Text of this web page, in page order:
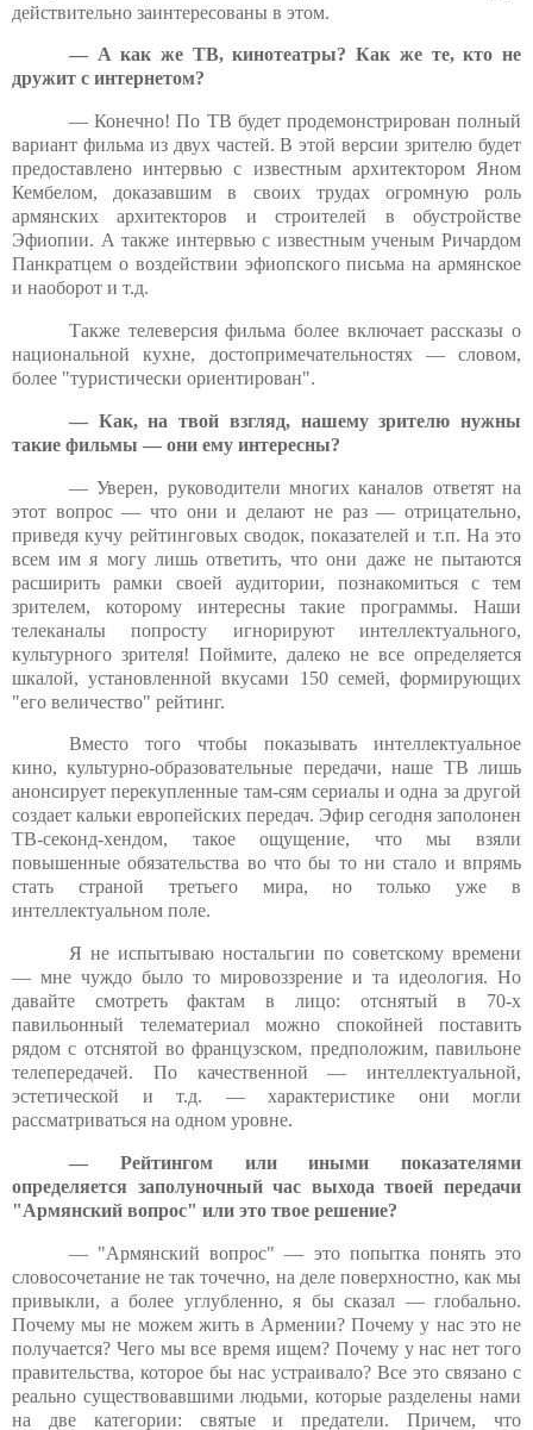
действительно заинтересованы в этом.
— А как же ТВ, кинотеатры? Как же те, кто не
дружит с интернетом?
— Конечно! По ТВ будет продемонстрирован полный
вариант фильма из двух частей. В этой версии зрителю будет
предоставлено интервью с известным архитектором Яном
Кембелом, доказавшим в своих трудах огромную роль
армянских архитекторов и строителей в обустройстве
Эфиопии. А также интервью с известным ученым Ричардом
Панкратцем о воздействии эфиопского письма на армянское
и наоборот и т.д.
Также телеверсия фильма более включает рассказы о
национальной кухне, достопримечательностях — словом,
более "туристически ориентирован".
— Как, на твой взгляд, нашему зрителю нужны
такие фильмы — они ему интересны?
— Уверен, руководители многих каналов ответят на
этот вопрос — что они и делают не раз — отрицательно,
приведя кучу рейтинговых сводок, показателей и т.п. На это
всем им я могу лишь ответить, что они даже не пытаются
расширить рамки своей аудитории, познакомиться с тем
зрителем, которому интересны такие программы. Наши
телеканалы попросту игнорируют интеллектуального,
культурного зрителя! Поймите, далеко не все определяется
шкалой, установленной вкусами 150 семей, формирующих
"его величество" рейтинг.
Вместо того чтобы показывать интеллектуальное
кино, культурно-образовательные передачи, наше ТВ лишь
анонсирует перекупленные там-сям сериалы и одна за другой
создает кальки европейских передач. Эфир сегодня заполонен
ТВ-секонд-хендом, такое ощущение, что мы взяли
повышенные обязательства во что бы то ни стало и впрямь
стать страной третьего мира, но только уже в
интеллектуальном поле.
Я не испытываю ностальгии по советскому времени
— мне чуждо было то мировоззрение и та идеология. Но
давайте смотреть фактам в лицо: отснятый в 70-х
павильонный телематериал можно спокойней поставить
рядом с отснятой во французском, предположим, павильоне
телепередачей. По качественной — интеллектуальной,
эстетической и т.д. — характеристике они могли
рассматриваться на одном уровне.
— Рейтингом или иными показателями
определяется заполуночный час выхода твоей передачи
"Армянский вопрос" или это твое решение?
— "Армянский вопрос" — это попытка понять это
словосочетание не так точечно, на деле поверхностно, как мы
привыкли, а более углубленно, я бы сказал — глобально.
Почему мы не можем жить в Армении? Почему у нас это не
получается? Чего мы все время ищем? Почему у нас нет того
правительства, которое бы нас устраивало? Все это связано с
реально существовавшими людьми, которые разделены нами
на две категории: святые и предатели. Причем, что